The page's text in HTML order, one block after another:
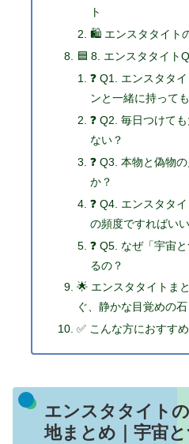
ト
🛍 エンスタタイト
🟦 8. エンスタタイト
❓ Q1. エンスタタ
ンと一緒に持って
❓ Q2. 毎日つけて
ない？
❓ Q3. 本物と偽物
か？
❓ Q4. エンスタタ
の頻度ですればい
❓ Q5. なぜ「宇宙
るの？
🌟 エンスタタイトま
ぐ、静かな目覚めの石
✅ こんな方におすすめ
エンスタタイト
地まとめ｜宇宙